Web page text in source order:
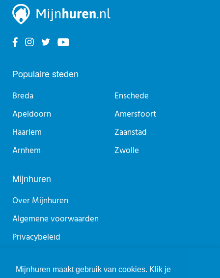
Mijnhuren maakt gebruik van cookies. Klik je
Populaire steden
Breda
Apeldoorn
Haarlem
Arnhem
Enschede
Amersfoort
Zaanstad
Zwolle
Mijnhuren
Over Mijnhuren
Algemene voorwaarden
Privacybeleid